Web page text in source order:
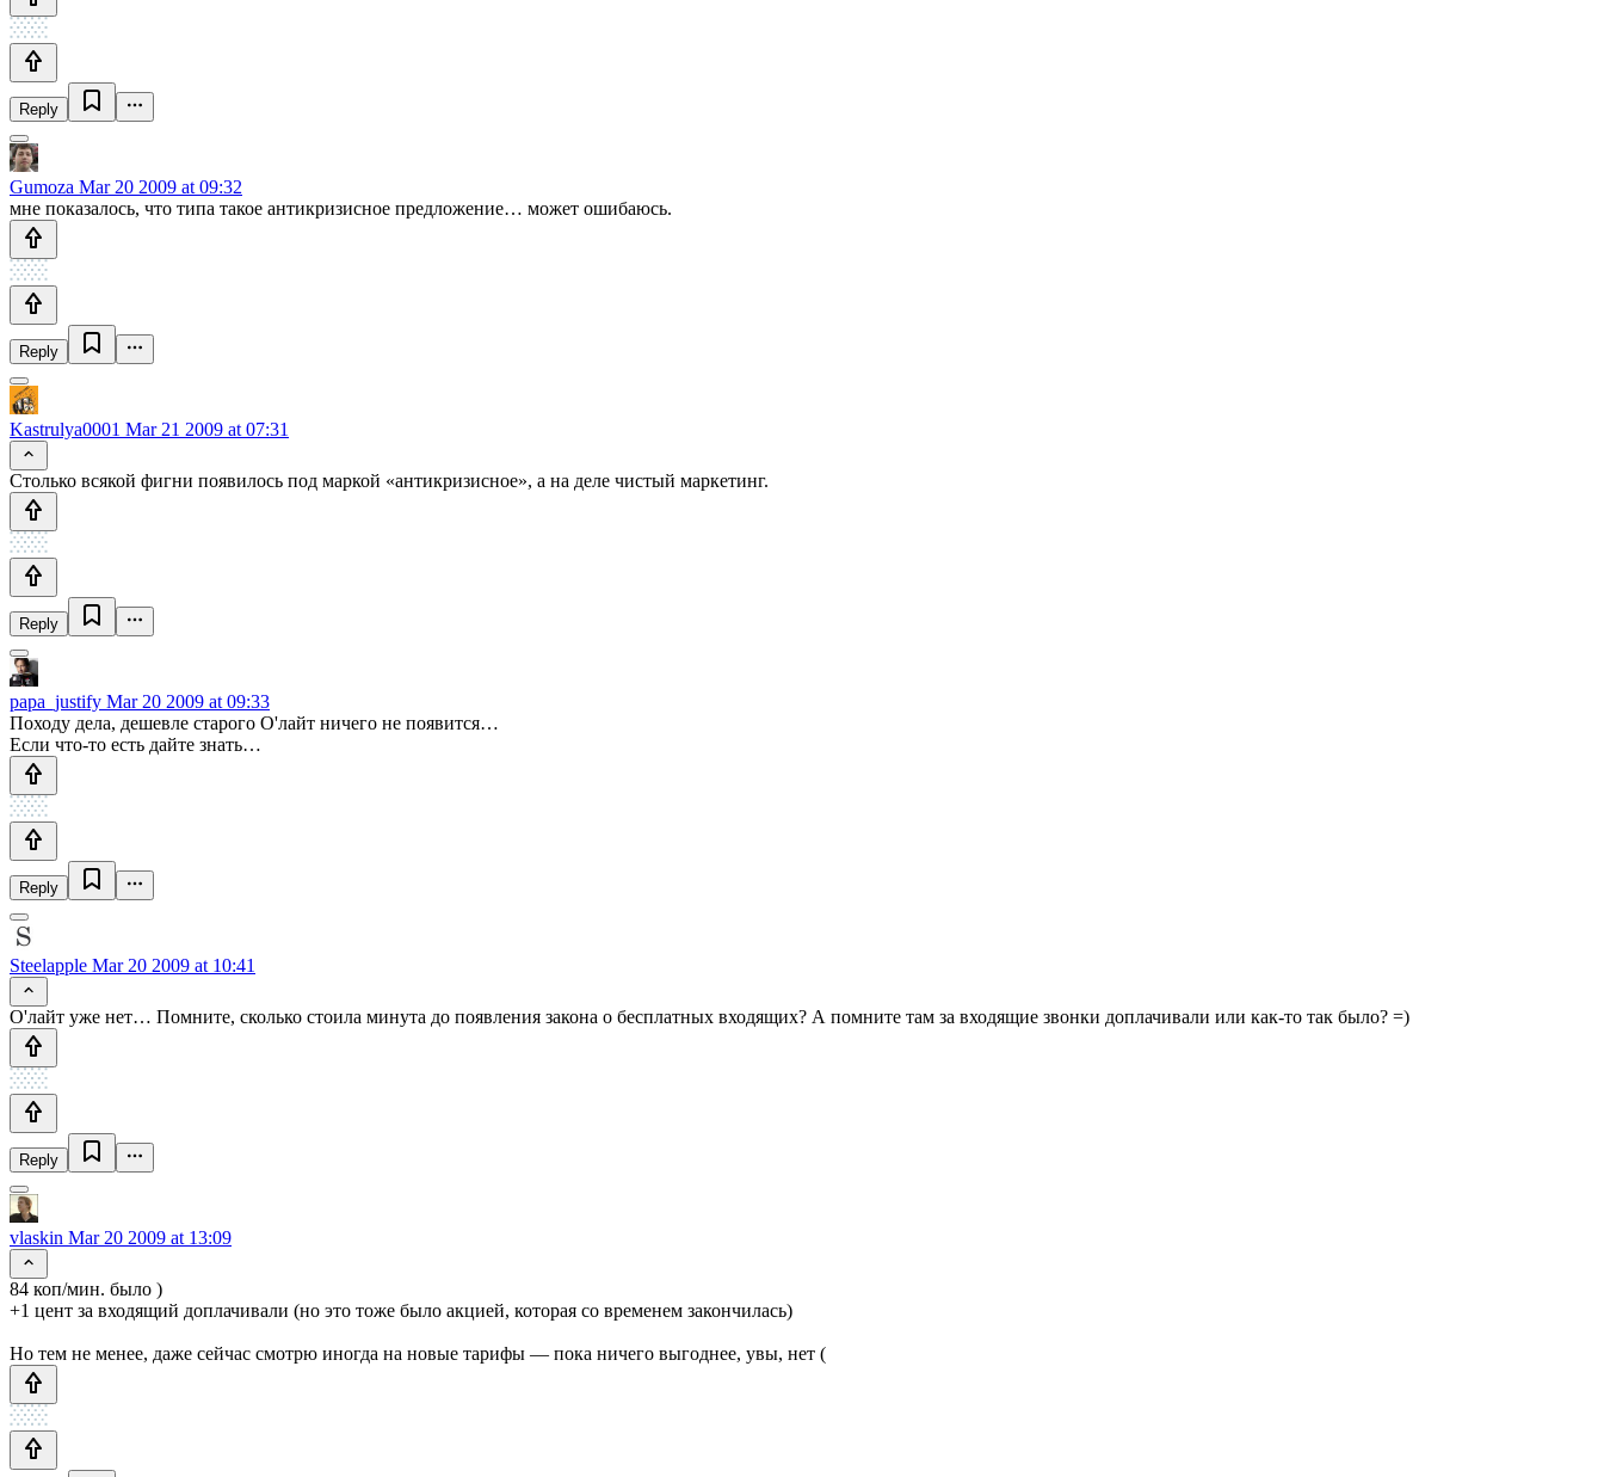
Reply
Gumoza Mar 20 2009 at 09:32
мне показалось, что типа такое антикризисное предложение… может ошибаюсь.
Reply
Kastrulya0001 Mar 21 2009 at 07:31
Столько всякой фигни появилось под маркой «антикризисное», а на деле чистый маркетинг.
Reply
papa_justify Mar 20 2009 at 09:33
Походу дела, дешевле старого O'лайт ничего не появится…
Если что-то есть дайте знать…
Reply
Steelapple Mar 20 2009 at 10:41
О'лайт уже нет… Помните, сколько стоила минута до появления закона о бесплатных входящих? А помните там за входящие звонки доплачивали или как-то так было? =)
Reply
vlaskin Mar 20 2009 at 13:09
84 коп/мин. было )
+1 цент за входящий доплачивали (но это тоже было акцией, которая со временем закончилась)
Но тем не менее, даже сейчас смотрю иногда на новые тарифы — пока ничего выгоднее, увы, нет (